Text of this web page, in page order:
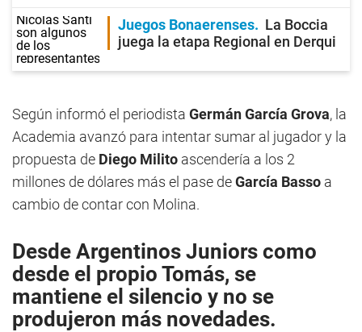
Juegos Bonaerenses
La Boccia
juega la etapa Regional en Derqui
Según informó el periodista Germán García Grova, la
Academia avanzó para intentar sumar al jugador y la
propuesta de Diego Milito ascendería a los 2
millones de dólares más el pase deGarcía Basso a
cambio de contar con Molina.
Desde Argentinos Juniors como
desde el propio Tomás, se
mantiene el silencio y no se
produjeron más novedades.